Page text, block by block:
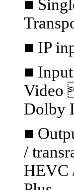
■
■ IP
■
Video
Dolby
■
/
HEVC